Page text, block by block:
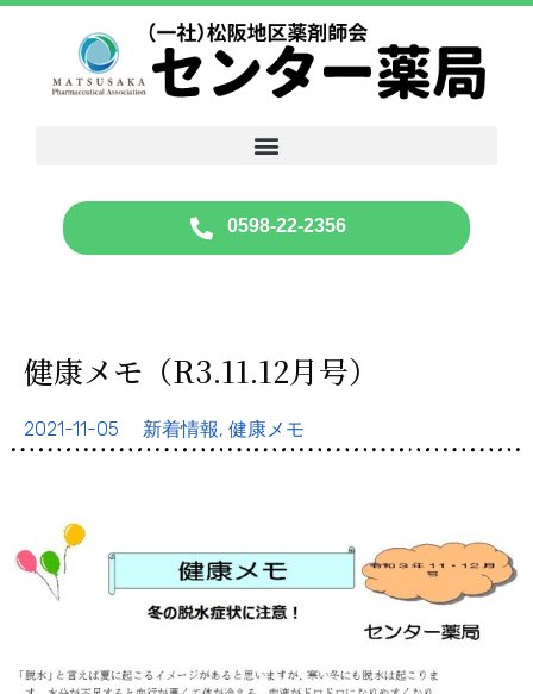
0598-22-2356
健康メモ（R3.11.12月号）
2021-11-05 新着情報, 健康メモ